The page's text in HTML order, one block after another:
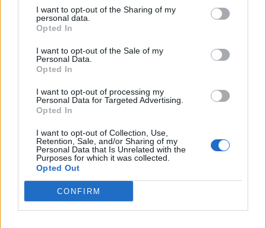
I want to opt-out of the Sharing of my
personal data.
Opted In
I want to opt-out of the Sale of my
Personal Data.
Opted In
I want to opt-out of processing my
Personal Data for Targeted Advertising.
Opted In
I want to opt-out of Collection, Use,
Retention, Sale, and/or Sharing of my
Personal Data that Is Unrelated with the
Purposes for which it was collected.
Opted Out
CONFIRM
ΔΙΑΦΗΜΙΣΗ